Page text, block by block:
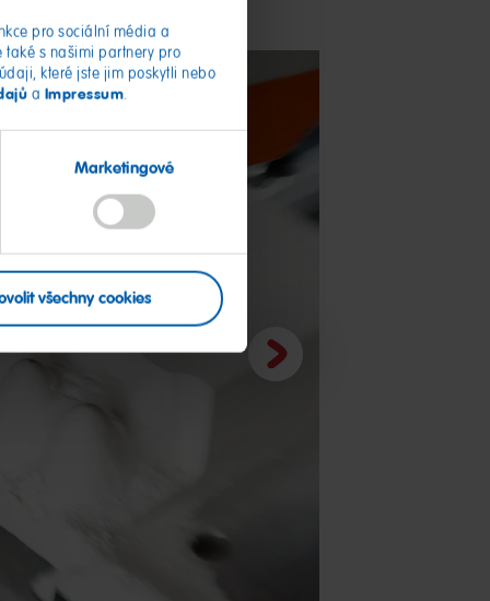
pro sociální média a
s našimi partnery pro
které jste jim poskytli nebo
a Impressum.
Marketingové
všechny cookies
Další
snímek